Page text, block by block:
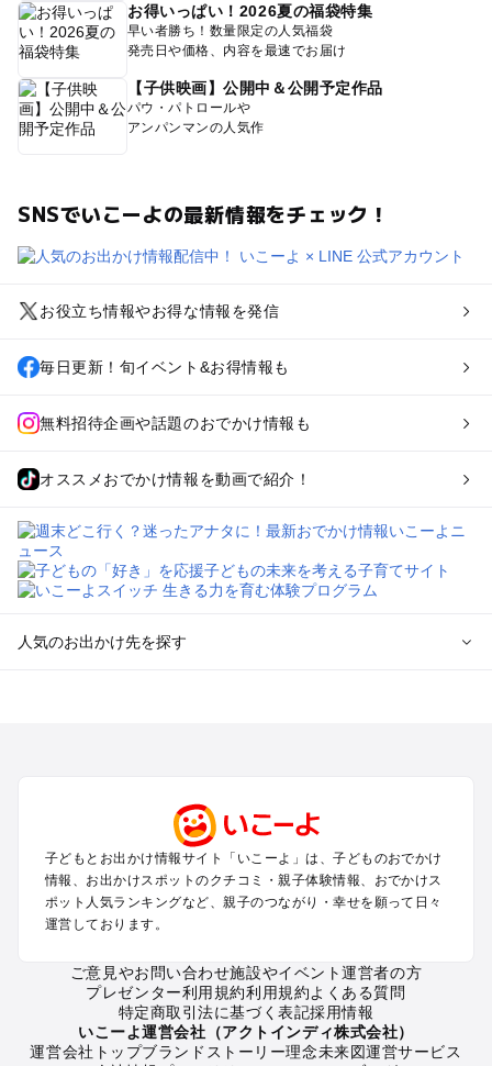
お得いっぱい！2026夏の福袋特集
早い者勝ち！数量限定の人気福袋
発売日や価格、内容を最速でお届け
【子供映画】公開中＆公開予定作品
パウ・パトロールや
アンパンマンの人気作
SNSでいこーよの最新情報をチェック！
お役立ち情報やお得な情報を発信
毎日更新！旬イベント&お得情報も
無料招待企画や話題のおでかけ情報も
オススメおでかけ情報を動画で紹介！
人気のお出かけ先を探す
関西のプールおでかけ
中国･四国のプールおでかけ
九州･沖縄のプールおでかけ
定番お出かけスポット
牧場
子どもとお出かけ情報サイト「いこーよ」は、子どものおでかけ
情報、お出かけスポットのクチコミ・親子体験情報、おでかけス
ポット人気ランキングなど、親子のつながり・幸せを願って日々
運営しております。
ご意見やお問い合わせ施設やイベント運営者の方
プレゼンター利用規約利用規約よくある質問
特定商取引法に基づく表記採用情報
いこーよ運営会社（アクトインディ株式会社）
運営会社トップブランドストーリー理念未来図運営サービス